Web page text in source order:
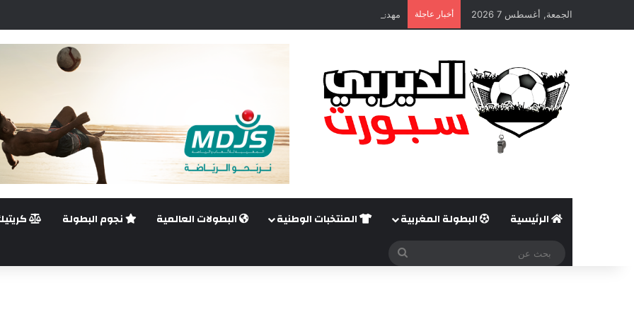
الجمعة, أغسطس 7 2026 أخبار عاجلة مهدي بن عطية قريب من تولي منصب المدير الرياضي لإتحاد جدة السعودي
الرئيسية البطولة المغربية المنتخبات الوطنية البطولات العالمية نجوم البطولة